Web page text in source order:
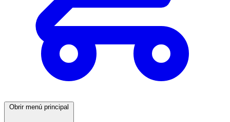
Obrir menú principal